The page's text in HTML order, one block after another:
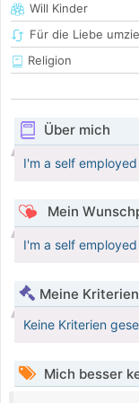
Will Kinder
Für die Liebe
Religion
Über mich
I'm a self
Mein
I'm a self
Meine Kriterien
Keine Kriterien
Mich besser